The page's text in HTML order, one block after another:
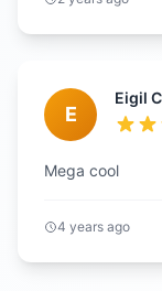
E
Eigil C
Mega cool
4 years ago